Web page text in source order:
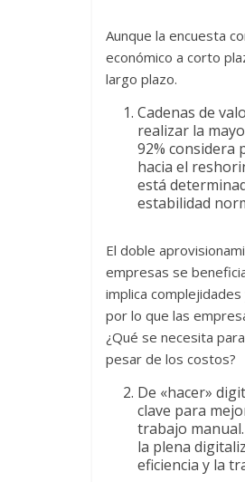
Aunque la encuesta
económico a corto
largo plazo.
Cadenas de
realizar la
92% considera
hacia el
está
estabilidad
El doble
empresas se
implica
por lo que las
¿Qué se necesita
pesar de los costos?
De «hacer»
clave para
trabajo
la plena
eficiencia y la